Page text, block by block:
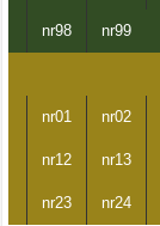
nr98 nr99
nr01 nr02
nr12 nr13
nr23 nr24